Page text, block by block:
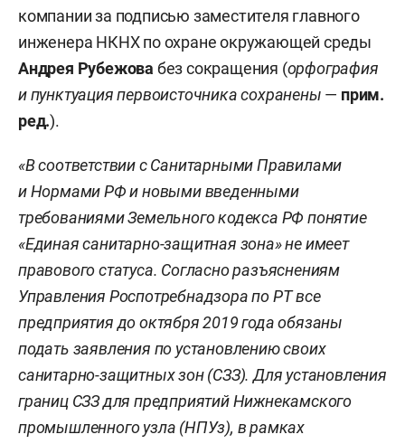
компании за подписью заместителя главного
инженера НКНХ по охране окружающей среды
Андрея Рубежова без сокращения (орфография
и пунктуация первоисточника сохранены — прим.
ред.).
«В соответствии с Санитарными Правилами
и Нормами РФ и новыми введенными
требованиями Земельного кодекса РФ понятие
«Единая санитарно-защитная зона» не имеет
правового статуса. Согласно разъяснениям
Управления Роспотребнадзора по РТ все
предприятия до октября 2019 года обязаны
подать заявления по установлению своих
санитарно-защитных зон (СЗЗ). Для установления
границ СЗЗ для предприятий Нижнекамского
промышленного узла (НПУз), в рамках